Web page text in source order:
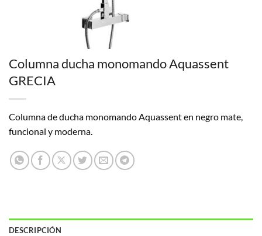
Columna ducha monomando Aquassent
GRECIA
Columna de ducha monomando Aquassent en negro mate,
funcional y moderna.
DESCRIPCIÓN